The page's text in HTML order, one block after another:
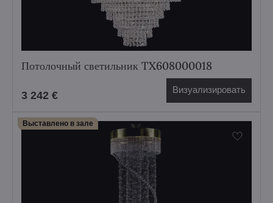
Потолочный светильник TX608000018
3 242 € Визуализировать
Выставлено в зале